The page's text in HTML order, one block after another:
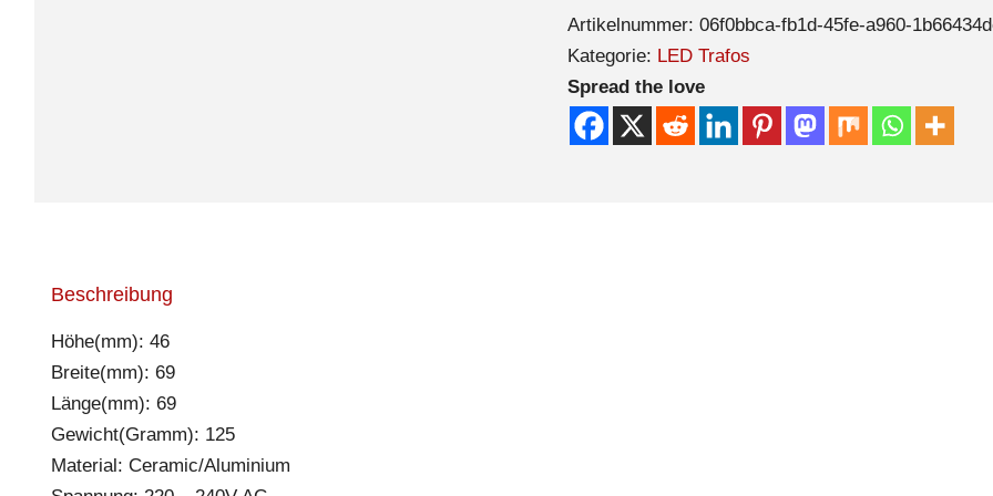
Artikelnummer: 06f0bbca-fb1d-45fe-a960-
Kategorie: LED Trafos
Spread the love
Beschreibung
Höhe(mm): 46
Breite(mm): 69
Länge(mm): 69
Gewicht(Gramm): 125
Material: Ceramic/Aluminium